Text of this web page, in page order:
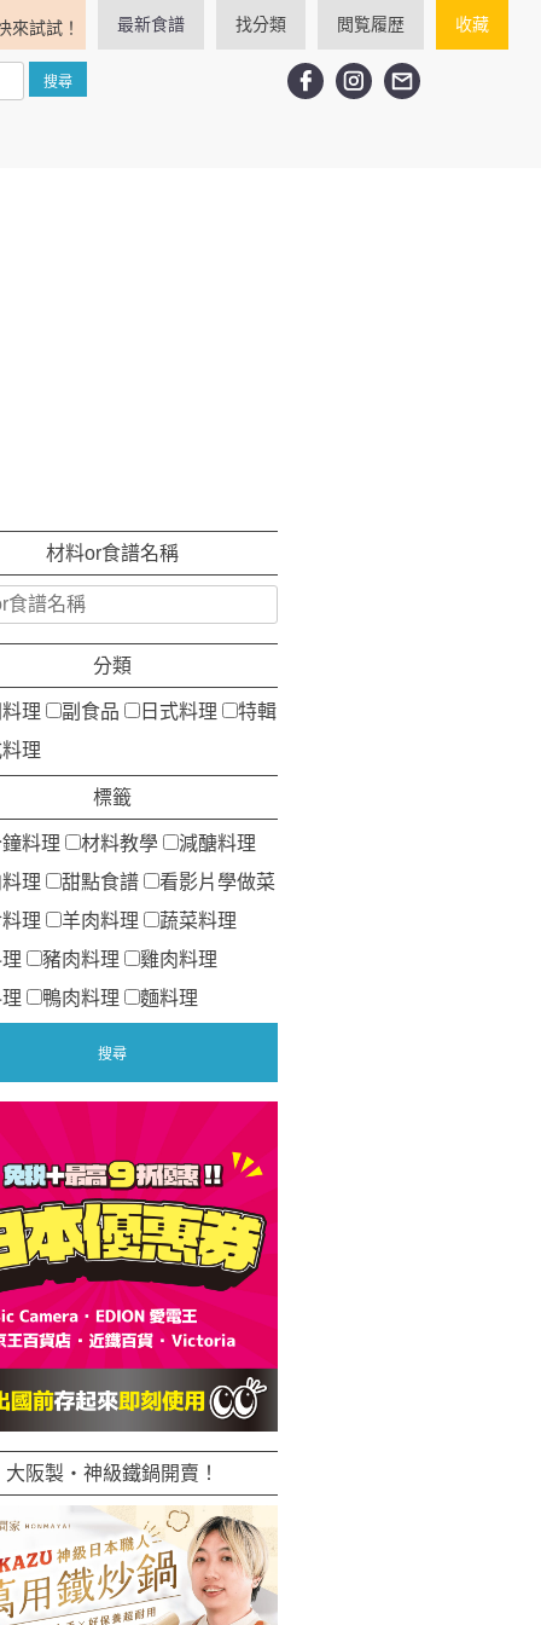
來試試！ 最新食譜 找分類 閲覧履歴 收藏
材料or食譜名稱
分類
理 副食品 日式料理
特輯
理
標籤
料理 材料教學
減醣料理
理
甜點食譜
看影片學做菜
理
羊肉料理
蔬菜料理
豬肉料理
雞肉料理
鴨肉料理 麵料理
大阪製・神級鐵鍋開賣！